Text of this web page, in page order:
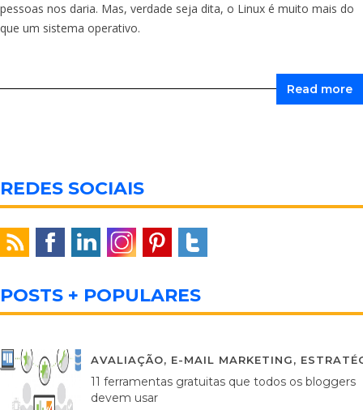
pessoas nos daria. Mas, verdade seja dita, o Linux é muito mais do
que um sistema operativo.
Read more
REDES SOCIAIS
POSTS + POPULARES
AVALIAÇÃO, E-MAIL MARKETING,
11 ferramentas gratuitas que todos os bloggers
devem usar